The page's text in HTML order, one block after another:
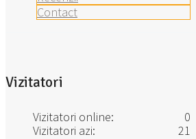
Contact
Vizitatori
0
Vizitatori online:
21
Vizitatori azi: